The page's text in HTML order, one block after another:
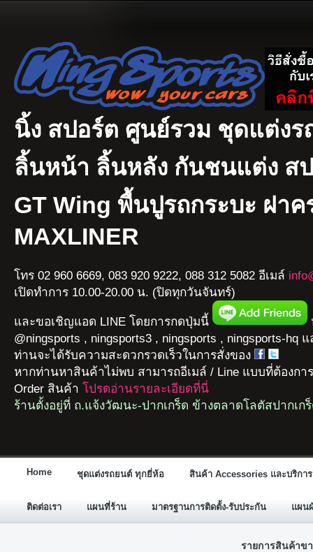
นิ้ง สปอร์ต ศูนย์รวม ชุดแต่งร
ลิ้นหน้า ลิ้นหลัง กันชนแต่ง สป
GT Wing พื้นปูรถกระบะ ฝาค
MAXLINER
โทร 02 960 6669, 083 920 9222, 088 312 5082 อีเมล์
เปิดทำการ 10.00-20.00 น. (ปิดทุกวันจันทร์)
และขอเชิญแอด LINE โดยการกดปุ่มนี้
@ningsports , ningsports3 , ningsports , ningsports-hq
ท่านจะได้รับความสะดวกรวดเร็วในการสั่งของ
หากท่านหาสินค้าไม่พบ สามารถอีเมล์ / Line แบบที่ต้องกา
Order สินค้า โปรดอ่านรายละเอียดที่นี่
ร้านตั้งอยู่ที่ ถ.แจ้งวัฒนะ-ปากเกร็ด ข้างตลาดโลตัสปากเก
Home ชุดแต่งรถยนต์ ทุกยี่ห้อ สินค้า Accessories และบริการ
ติดต่อเรา แผนที่ร้าน มาตรฐานการติดตั้ง-รับประกัน แผน
รายการสินค้าข